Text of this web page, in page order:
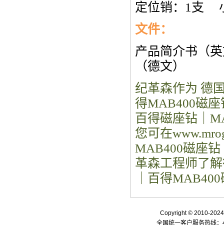
定位销：1支
文件：
产品简介书（
（德文）
纪革森作为 德
得MAB400磁
百得磁座钻｜
您可在
MAB400磁座
革森工程师了
｜百得
Copyright © 2010-
全国统一客户服务热线